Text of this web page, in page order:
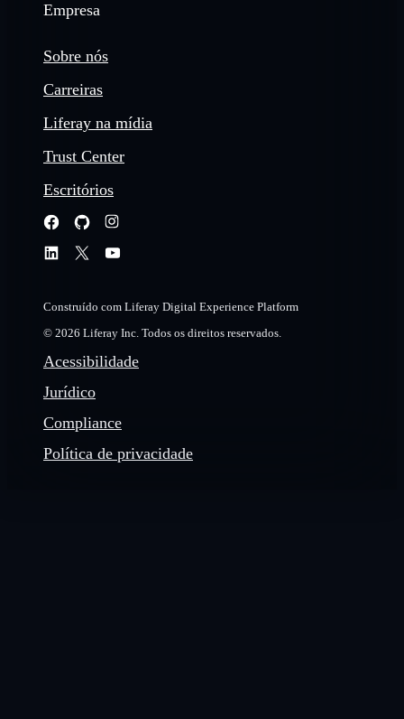
Empresa
Sobre nós
Carreiras
Liferay na mídia
Trust Center
Escritórios
Construído com Liferay Digital Experience Platform
© 2026 Liferay Inc. Todos os direitos reservados.
Acessibilidade
Jurídico
Compliance
Política de privacidade